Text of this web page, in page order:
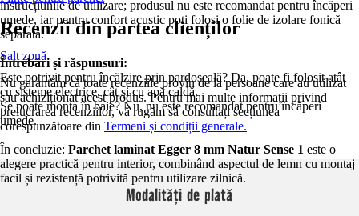
instrucțiunile de utilizare; produsul nu este recomandat pentru încăperi
umede, iar pentru confort acustic poți folosi o folie de izolare fonică
separată.
Întrebări și răspunsuri:
Este potrivit pentru încălzire prin pardoseală? Da, poate fi folosit atât
cu sisteme electrice, cât și cu apă caldă.
Se poate monta în baie? Nu, nu este recomandat pentru încăperi
umede.
În concluzie: Parchet laminat Egger 8 mm Natur Sense 1 este o
alegere practică pentru interior, combinând aspectul de lemn cu montaj
facil și rezistență potrivită pentru utilizare zilnică.
Recenzii din partea clienților
Salt zonă
Nu garantăm că toate recenziile provin de la persoane care au utilizat
sau achiziționat acest produs. Pentru mai multe informații privind
prelucrarea recenziilor, vă rugăm să consultați secțiunea
corespunzătoare din Termeni și condiții generale.
Modalități de plată